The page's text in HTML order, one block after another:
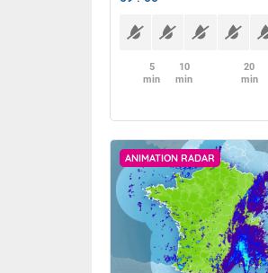
5
min
10
min
20
min
ANIMATION RADAR